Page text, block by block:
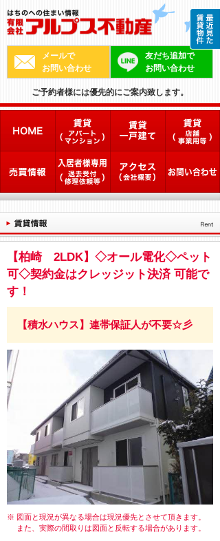
メールで
お問い合わせ
友だち追加で
お問い合わせ
ご予約者様には優先的にご案内致します。
【柏崎 2LDK】◇オール電化◇ペット
可◇契約金はクレッジット決済 可能で
す！
【積水ハウス】連帯保証人が不要☆彡
※ 図面と現況が異なる場合は現況優先とさせて頂きます。
また、実際の間取りは図面と反転する場合があります。